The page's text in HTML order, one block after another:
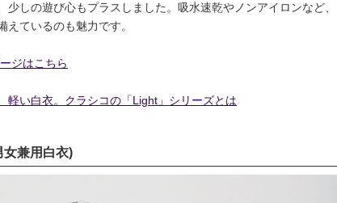
しの遊び心もプラスしました。吸水速乾やノンアイロンなど、
ているのも魅力です。
ジはこちら
い白衣。クラシコの「Light」シリーズとは
兼用白衣)